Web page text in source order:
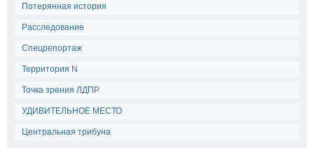
Потерянная история
Расследование
Спецрепортаж
Территория N
Точка зрения ЛДПР
УДИВИТЕЛЬНОЕ МЕСТО
Центральная трибуна